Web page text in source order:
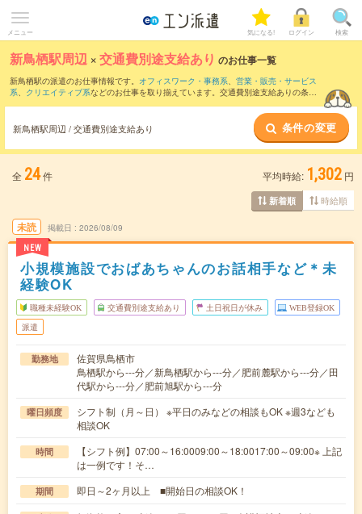
メニュー 気になる! ログイン 検索
新鳥栖駅周辺 ×交通費別途支給あり のお仕事一覧
新鳥栖駅の派遣のお仕事情報です。 オフィスワーク・事務系、 営業・販売・サービス
系、 クリエイティブ系などのお仕事を取り揃えています。交通費別途支給ありの条件
新鳥栖駅周辺 / 交通費別途支給あり 条件の変更
全 24件 平均時給: 1,302 円
新着順 時給順
未読
NEW
掲載日 2026/08/09
小規模施設でおばあちゃんのお話相手など＊未
経験OK
職種未経験OK 交通費別途支給あり 土日祝日が休み WEB登録OK
派遣
勤務地
佐賀県鳥栖市
鳥栖駅から---分／新鳥栖駅から---分／肥前麓駅から---分／田
代駅から---分／肥前旭駅から---分
曜日頻度
シフト制（月～日） ※平日のみなどの相談もOK ※週3なども
相談OK
時間
【シフト例】07:00～16:0009:00～18:0017:00～09:00※ 上記
は一例です！そ…
期間 即日～2ヶ月以上 ■開始日の相談OK！